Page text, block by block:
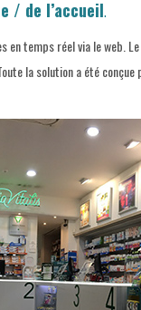
/ de l’accueil.
en temps réel via le web.
la solution a été